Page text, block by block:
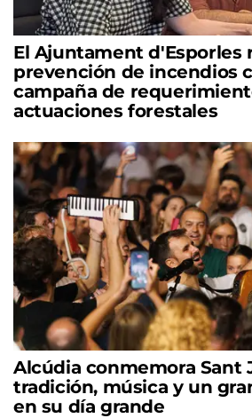
El Ajuntament d'Esporles
prevención de incendios
campaña de
actuaciones forestales
Alcúdia conmemora Sant
tradición, música y un
en su día grande